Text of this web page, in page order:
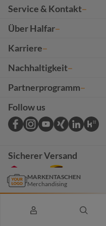
MARKENTASCHEN
Merchandising
Service & Kontakt
Über Halfar
Karriere
Nachhaltigkeit
Partnerprogramm
Follow us
Sicherer Versand
*Das Angebot auf dieser Seite richtet